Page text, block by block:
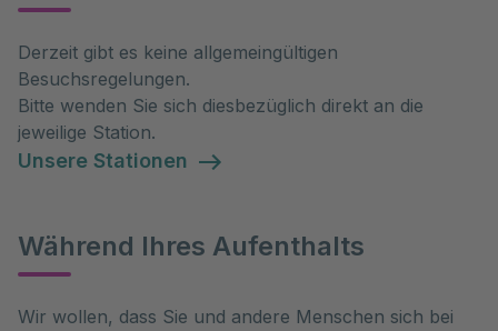
Derzeit gibt es keine allgemeingültigen
Besuchsregelungen.
Bitte wenden Sie sich diesbezüglich direkt an die
jeweilige Station.
Unsere Stationen
Während Ihres Aufenthalts
Wir wollen, dass Sie und andere Menschen sich bei